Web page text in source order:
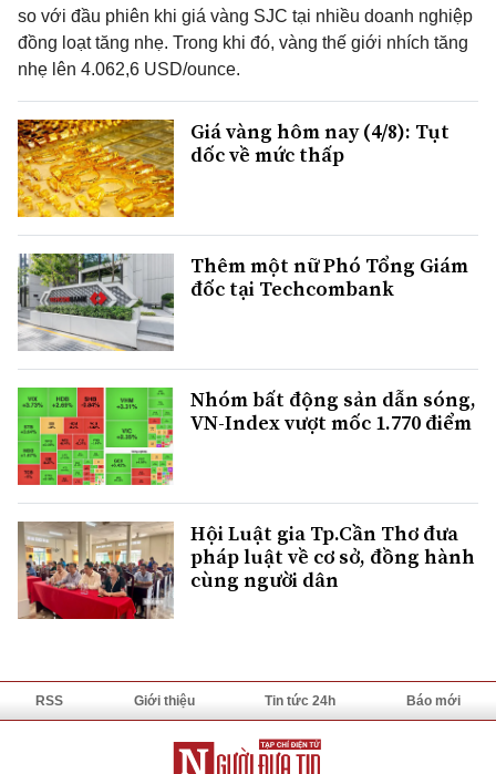
so với đầu phiên khi giá vàng SJC tại nhiều doanh nghiệp
đồng loạt tăng nhẹ. Trong khi đó, vàng thế giới nhích tăng
nhẹ lên 4.062,6 USD/ounce.
Giá vàng hôm nay (4/8): Tụt
dốc về mức thấp
Thêm một nữ Phó Tổng Giám
đốc tại Techcombank
Nhóm bất động sản dẫn sóng,
VN-Index vượt mốc 1.770 điểm
Hội Luật gia Tp.Cần Thơ đưa
pháp luật về cơ sở, đồng hành
cùng người dân
RSS Giới thiệu Tin tức 24h Báo mới